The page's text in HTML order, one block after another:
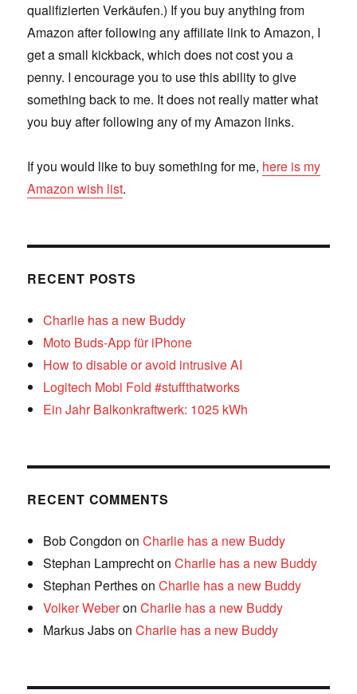
qualifizierten Verkäufen.) If you buy anything from
Amazon after following any affiliate link to Amazon, I
get a small kickback, which does not cost you a
penny. I encourage you to use this ability to give
something back to me. It does not really matter what
you buy after following any of my Amazon links.
If you would like to buy something for me, here is my
Amazon wish list.
RECENT POSTS
Charlie has a new Buddy
Moto Buds-App für iPhone
How to disable or avoid intrusive AI
Logitech Mobi Fold #stuffthatworks
Ein Jahr Balkonkraftwerk: 1025 kWh
RECENT COMMENTS
Bob Congdon onCharlie has a new Buddy
Stephan LamprechtonCharlie has a new Buddy
Stephan PerthesonCharlie has a new Buddy
Volker WeberonCharlie has a new Buddy
Markus JabsonCharlie has a new Buddy